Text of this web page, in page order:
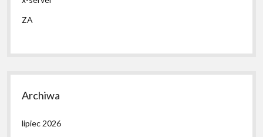
ZA
Archiwa
lipiec 2026